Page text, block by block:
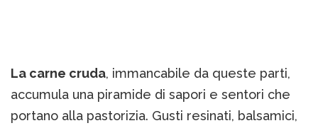
La carne cruda, immancabile da queste parti,
accumula una piramide di sapori e sentori che
portano alla pastorizia. Gusti resinati, balsamici,